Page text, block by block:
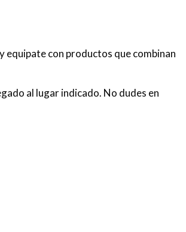
con productos que combinan
al lugar indicado. No dudes en